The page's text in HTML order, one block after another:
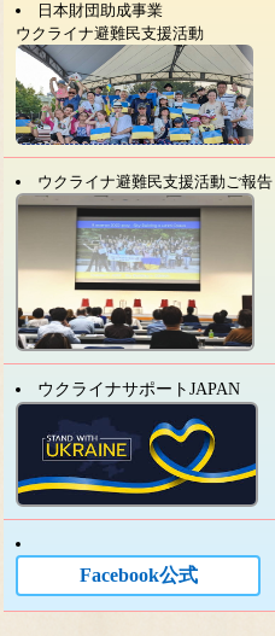
日本財団助成事業
ウクライナ避難民支援活動
ウクライナ避難民支援活動ご報告
ウクライナサポートJAPAN
Facebook公式